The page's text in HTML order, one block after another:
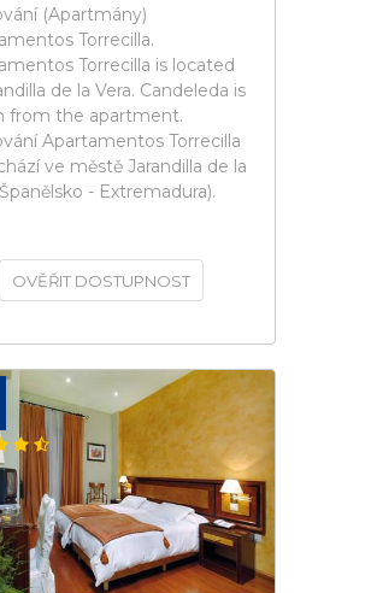
(Apartmány)
Torrecilla.
Torrecilla is located
de la Vera. Candeleda is
from the apartment.
Apartamentos Torrecilla
ve městě Jarandilla de la
- Extremadura).
OVĚŘIT DOSTUPNOST